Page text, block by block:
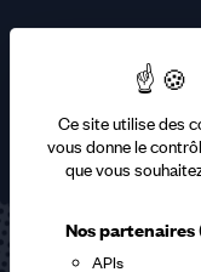
Ce site utilise des
vous donne le
que vous
Nos partenaires
APIs
accessibles